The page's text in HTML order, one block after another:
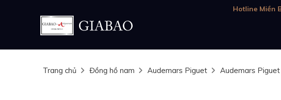
Hotline Miền
Trang chủ Đồng hồ nam Audemars Piguet Audemars